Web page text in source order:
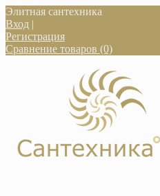
Элитная сантехника
Вход |
Регистрация
Сравнение товаров (0)